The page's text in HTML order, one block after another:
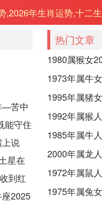
,2026年生肖运势,十二
—苦中
能守住
说
星在
到红
2025
热门文章